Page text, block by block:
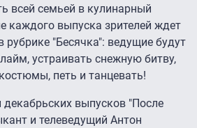
всей семьей в кулинарный
каждого выпуска зрителей ждет
рубрике "Бесячка": ведущие будут
устраивать снежную битву,
петь и танцевать!
выпусков "После
и телеведущий Антон